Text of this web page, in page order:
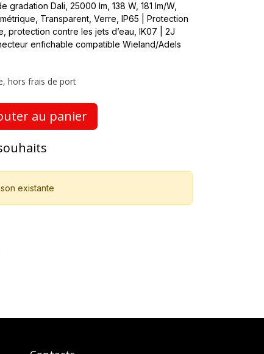
gradation Dali, 25000 lm, 138 W, 181 lm/W,
Transparent, Verre, IP65 | Protection
protection contre les jets d’eau, IK07 | 2J
enfichable compatible Wieland/Adels
hors frais de port
au panier
existante